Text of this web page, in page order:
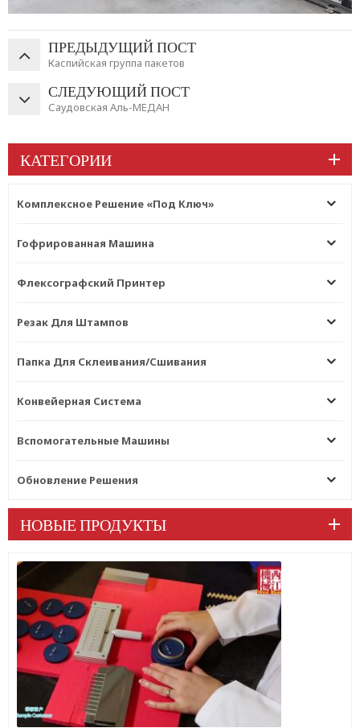
ПРЕДЫДУЩИЙ ПОСТ
Каспийская группа пакетов
СЛЕДУЮЩИЙ ПОСТ
Саудовская Аль-МЕДАН
КАТЕГОРИИ
Комплексное Решение «под Ключ»
Гофрированная Машина
Флексографский Принтер
Резак Для Штампов
Папка Для Склеивания/сшивания
Конвейерная Система
Вспомогательные Машины
Обновление Решения
НОВЫЕ ПРОДУКТЫ